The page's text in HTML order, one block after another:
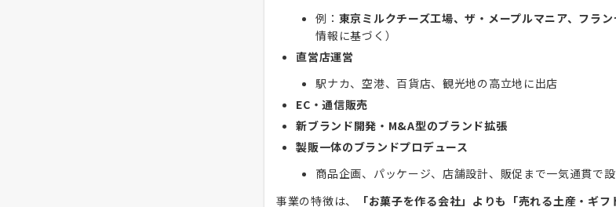
例： 東京ミルクチーズ工場、ザ・メープルマニア、フラ
情報に基づく）
直営店運営
駅ナカ、空港、百貨店、観光地の高立地に出店
EC・通信販売
新ブランド開発・M&A型のブランド拡張
製販一体のブランドプロデュース
商品企画、パッケージ、店舗設計、販促まで一気通貫で
事業の特徴は、
「お菓子を作る会社」よりも「売れる土産・ギフ